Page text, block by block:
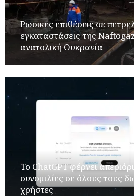
Ρωσικές επιθέσεις σε
εγκαταστάσεις της
ανατολική Ουκρανία
Το ChatGPT φέρνει
συνομιλίες σε όλους τους
χρήστες